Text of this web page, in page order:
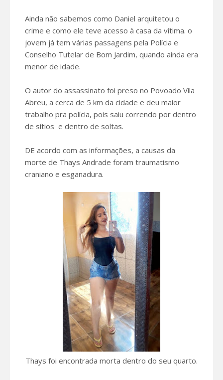
Ainda não sabemos como Daniel arquitetou o
crime e como ele teve acesso à casa da vítima. o
jovem já tem várias passagens pela Polícia e
Conselho Tutelar de Bom Jardim, quando ainda era
menor de idade.
O autor do assassinato foi preso no Povoado Vila
Abreu, a cerca de 5 km da cidade e deu maior
trabalho pra polícia, pois saiu correndo por dentro
de sítios e dentro de soltas.
DE acordo com as informações, a causas da
morte de Thays Andrade foram traumatismo
craniano e esganadura.
Thays foi encontrada morta dentro do seu quarto.